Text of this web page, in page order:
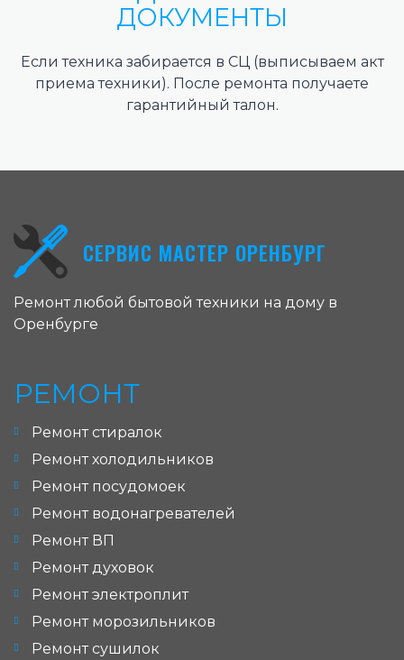
ДОКУМЕНТЫ
Если техника забирается в СЦ (выписываем акт
приема техники). После ремонта получаете
гарантийный талон.
СЕРВИС МАСТЕР ОРЕНБУРГ
Ремонт любой бытовой техники на дому в
Оренбурге
РЕМОНТ
Ремонт стиралок
Ремонт холодильников
Ремонт посудомоек
Ремонт водонагревателей
Ремонт ВП
Ремонт духовок
Ремонт электроплит
Ремонт морозильников
Ремонт сушилок